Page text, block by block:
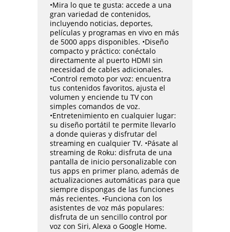
•Mira lo que te gusta: accede a una
gran variedad de contenidos,
incluyendo noticias, deportes,
películas y programas en vivo en más
de 5000 apps disponibles. •Diseño
compacto y práctico: conéctalo
directamente al puerto HDMI sin
necesidad de cables adicionales.
•Control remoto por voz: encuentra
tus contenidos favoritos, ajusta el
volumen y enciende tu TV con
simples comandos de voz.
•Entretenimiento en cualquier lugar:
su diseño portátil te permite llevarlo
a donde quieras y disfrutar del
streaming en cualquier TV. •Pásate al
streaming de Roku: disfruta de una
pantalla de inicio personalizable con
tus apps en primer plano, además de
actualizaciones automáticas para que
siempre dispongas de las funciones
más recientes. •Funciona con los
asistentes de voz más populares:
disfruta de un sencillo control por
voz con Siri, Alexa o Google Home.